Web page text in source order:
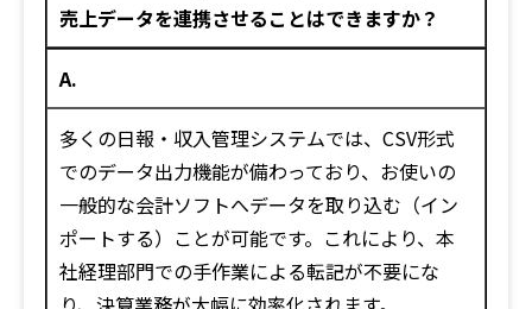
売上データを連携させることはできますか？
A.
多くの日報・収入管理システムでは、CSV形式
でのデータ出力機能が備わっており、お使いの
一般的な会計ソフトへデータを取り込む（イン
ポートする）ことが可能です。これにより、本
社経理部門での手作業による転記が不要にな